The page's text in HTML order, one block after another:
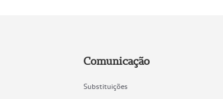
Comunicação
Substituições